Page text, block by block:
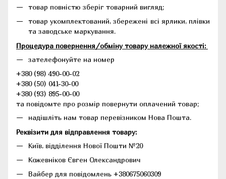
товар повністю зберіг товарний вигляд;
товар укомплектований, збережені всі ярлики, плівки
та заводське маркування.
Процедура повернення/обміну товару належної якості:
зателефонуйте на номер
+380 (98) 490-00-02
+380 (50) 041-30-00
+380 (93) 895-00-00
та повідомте про розмір повернути оплачений товар;
надішліть нам товар перевізником Нова Пошта.
Реквізити для відправлення товару:
Київ, відділення Нової Пошти №20
Кожевніков Євген Олександрович
Вайбер для повідомлень +380675060309